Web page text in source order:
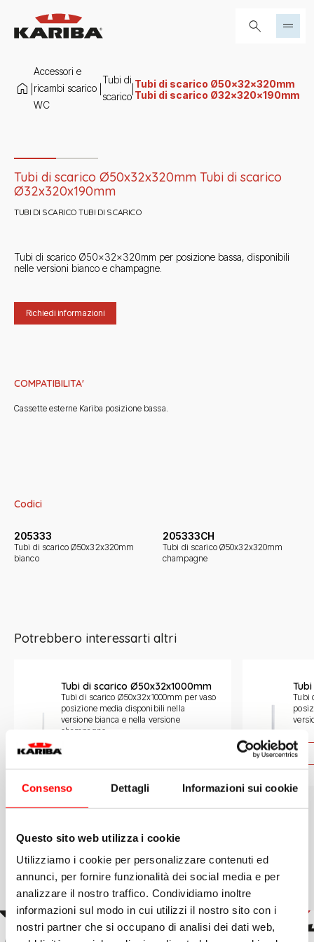
Consenso Dettagli Informazioni sui cookie
Questo sito web utilizza i cookie
Utilizziamo i cookie per personalizzare contenuti ed
annunci, per fornire funzionalità dei social media e per
analizzare il nostro traffico. Condividiamo inoltre
informazioni sul modo in cui utilizzi il nostro sito con i
nostri partner che si occupano di analisi dei dati web,
Accessori e
ricambi scarico
WC
Tubi di
scarico
Tubi di scarico Ø50x32x320mm
Tubi di scarico Ø32x320x190mm
Tubi di scarico Ø50x32x320mm Tubi di scarico
Ø32x320x190mm
TUBI DI SCARICO TUBI DI SCARICO
Tubi di scarico Ø50x32x320mm per posizione bassa, disponibili
nelle versioni bianco e champagne.
Richiedi informazioni
COMPATIBILITA'
Cassette esterne Kariba posizione bassa.
Codici
205333
Tubi di scarico Ø50x32x320mm
bianco
205333CH
Tubi di scarico Ø50x32x320mm
champagne
Potrebbero interessarti altri
Tubi di scarico Ø50x32x1000mm
Tubi di scarico Ø50x32x1000mm per vaso
posizione media disponibili nella
versione bianca e nella versione
champagne.
Tubi